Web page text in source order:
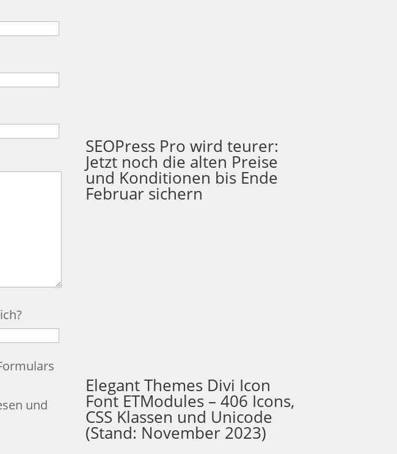
und
SEOPress Pro wird teurer:
Jetzt noch die alten Preise
und Konditionen bis Ende
Februar sichern
Elegant Themes Divi Icon
Font ETModules – 406 Icons,
CSS Klassen und Unicode
(Stand: November 2023)